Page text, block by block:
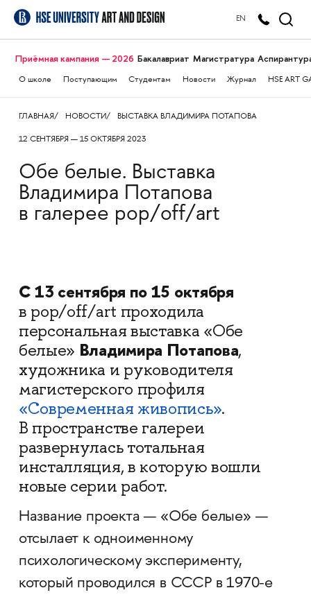
EN
Приёмная кампания — 2026 Бакалавриат Магистратура
О школе Поступающим Студентам Новости Журнал HSE ART
ГЛАВНАЯ НОВОСТИ ВЫСТАВКА ВЛАДИМИРА ПОТАПОВА
12 СЕНТЯБРЯ — 15 ОКТЯБРЯ 2023
Обе белые. Выставка
Владимира Потапова
в галерее pop/off/art
С 13 сентября по 15 октября
в pop/off/art проходила
персональная выставка «Обе
белые» Владимира Потапова,
художника и руководителя
магистерского профиля
«Современная живопись».
В пространстве галереи
развернулась тотальная
инсталляция, в которую вошли
новые серии работ.
Название проекта — «Обе белые» —
отсылает к одноименному
психологическому эксперименту,
который проводился в СССР в 1970-е